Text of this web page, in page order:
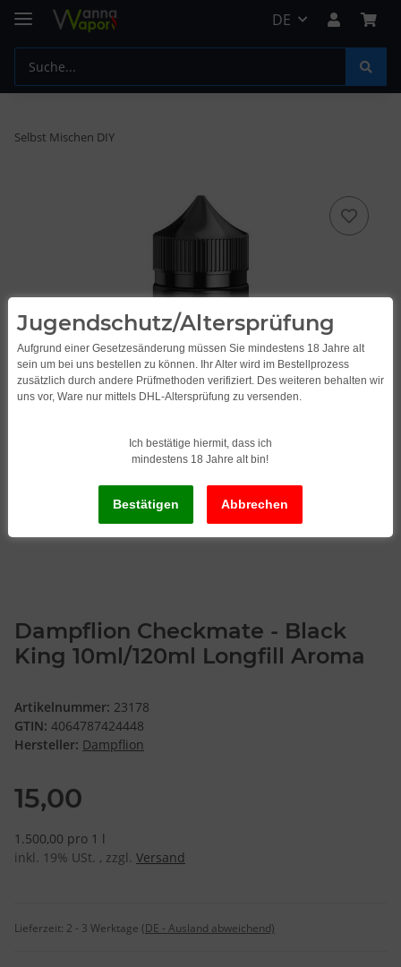
DE
Selbst Mischen DIY
Dampflion Checkmate - Black
King 10ml/120ml Longfill Aroma
Artikelnummer: 23178
GTIN: 4064787424448
Hersteller: Dampflion
15,00
1.500,00 pro 1 l
inkl. 19% USt. , zzgl. Versand
Lieferzeit: 2 - 3 Werktage (DE - Ausland abweichend)
Jugendschutz/Altersprüfung
Aufgrund einer Gesetzesänderung müssen Sie mindestens 18 Jahre alt
sein um bei uns bestellen zu können. Ihr Alter wird im Bestellprozess
zusätzlich durch andere Prüfmethoden verifiziert. Des weiteren behalten wir
uns vor, Ware nur mittels DHL-Altersprüfung zu versenden.
Ich bestätige hiermit, dass ich
mindestens 18 Jahre alt bin!